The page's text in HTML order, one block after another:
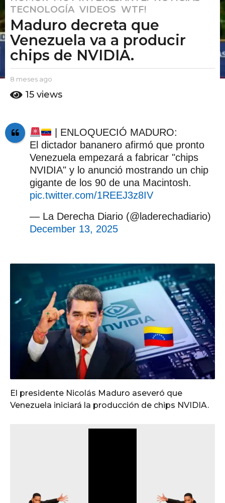
m
e
s
e
s
g
o
e
s
TECNOLOGÍA ,VIDEOS ,WTF!
Maduro decreta que
Venezuela va a producir
chips de NVIDIA.
b
E
u
t
o
8 meses ago
e
a
g
o
15 views
| ENLOQUECIÓ MADURO:
El dictador bananero afirmó que pronto
Venezuela empezará a fabricar "chips
NVIDIA" y lo anunció mostrando un chip
gigante de los 90 de una Macintosh.
pic.twitter.com/1REEJ3z8IV
— La Derecha Diario (@laderechadiario)
December 13, 2025
El presidente Nicolás Maduro aseveró que
Venezuela iniciará la producción de chips NVIDIA.